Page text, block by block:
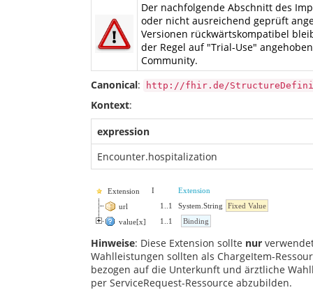
Der nachfolgende Abschnitt des
oder nicht ausreichend geprüft
Versionen rückwärtskompatibel
der Regel auf "Trial-Use"
Community.
Canonical: http://fhir.de/
Kontext:
expression
Encounter.hospitalization
Extension I
Extension
url
1 1 System.String
Fixed Value
value[x]
1 1 Binding
Hinweise: Diese Extension sollte nur
Wahlleistungen sollten als ChargeItem-
bezogen auf die Unterkunft und ärztliche
per ServiceRequest-Ressource abzubilden.